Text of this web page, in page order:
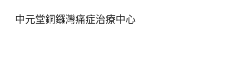
中元堂銅鑼灣痛症治療中心